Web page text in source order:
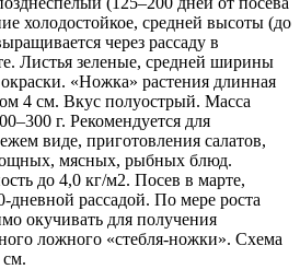
холодостойкое, средней высоты (до
через рассаду в
Листья зеленые, средней ширины
«Ножка» растения длинная
4 см. Вкус полуострый. Масса
г. Рекомендуется для
виде, приготовления салатов,
мясных, рыбных блюд.
до 4,0 кг/м2. Посев в марте,
дневной рассадой. По мере роста
окучивать для получения
ложного «стебля-ножки». Схема